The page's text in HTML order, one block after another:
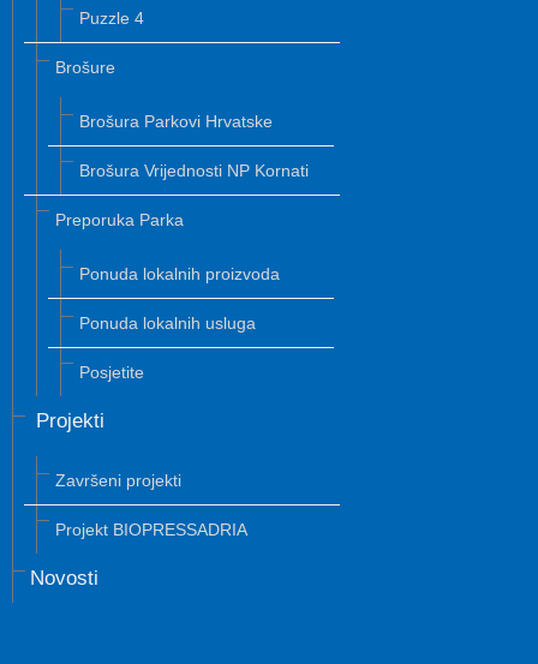
Puzzle 4
Brošure
Brošura Parkovi Hrvatske
Brošura Vrijednosti NP Kornati
Preporuka Parka
Ponuda lokalnih proizvoda
Ponuda lokalnih usluga
Posjetite
Projekti
Završeni projekti
Projekt BIOPRESSADRIA
Novosti